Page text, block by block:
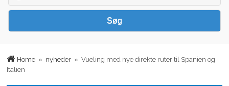
Home » nyheder » Vueling med nye direkte ruter til Spanien og
Italien